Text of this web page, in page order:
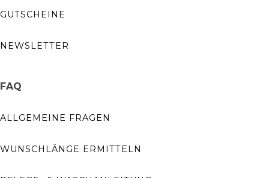
GUTSCHEINE
NEWSLETTER
FAQ
ALLGEMEINE FRAGEN
WUNSCHLÄNGE ERMITTELN